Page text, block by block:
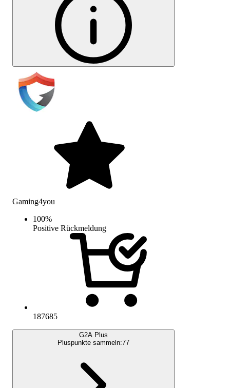
Gaming4you
100%
Positive Rückmeldung
187685
G2A Plus
Pluspunkte sammeln:77